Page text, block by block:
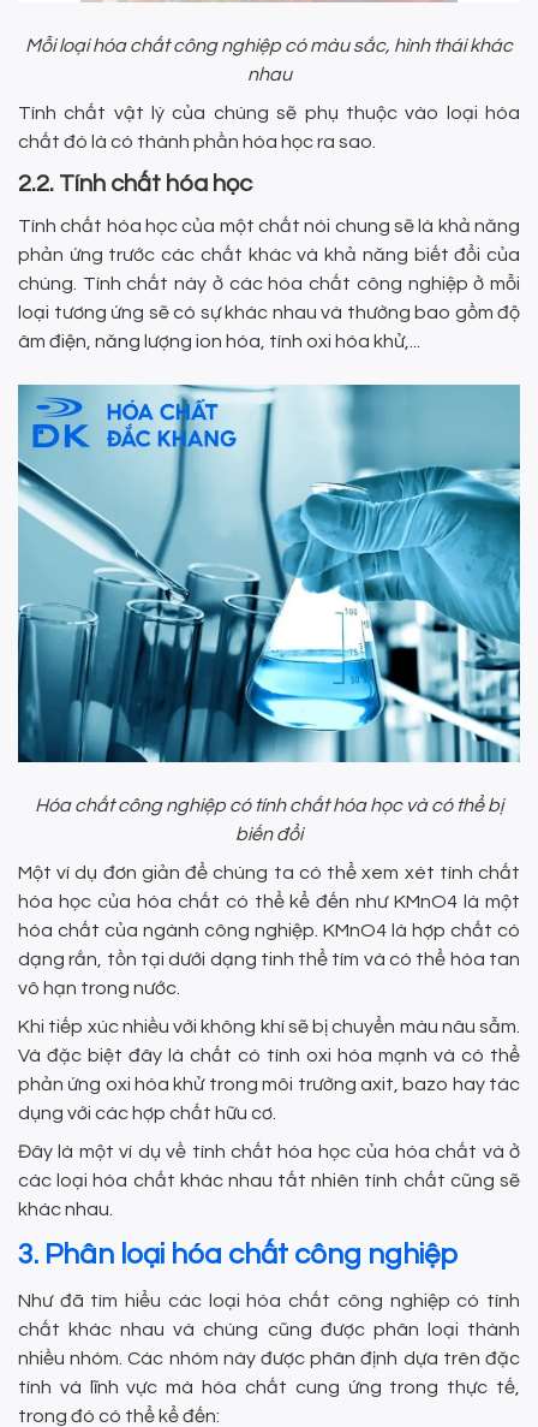
Mỗi loại hóa chất công nghiệp có màu sắc, hình thái khác
nhau
Tính chất vật lý của chúng sẽ phụ thuộc vào loại hóa
chất đó là có thành phần hóa học ra sao.
2.2. Tính chất hóa học
Tính chất hóa học của một chất nói chung sẽ là khả năng
phản ứng trước các chất khác và khả năng biết đổi của
chúng. Tính chất này ở các hóa chất công nghiệp ở mỗi
loại tương ứng sẽ có sự khác nhau và thường bao gồm độ
âm điện, năng lượng ion hóa, tính oxi hóa khử,...
Hóa chất công nghiệp có tính chất hóa học và có thể bị
biến đổi
Một ví dụ đơn giản để chúng ta có thể xem xét tính chất
hóa học của hóa chất có thể kể đến như KMnO4 là một
hóa chất của ngành công nghiệp. KMnO4 là hợp chất có
dạng rắn, tồn tại dưới dạng tinh thể tím và có thể hòa tan
vô hạn trong nước.
Khi tiếp xúc nhiều với không khí sẽ bị chuyển màu nâu sẫm.
Và đặc biệt đây là chất có tính oxi hóa mạnh và có thể
phản ứng oxi hóa khử trong môi trường axit, bazo hay tác
dụng với các hợp chất hữu cơ.
Đây là một ví dụ về tính chất hóa học của hóa chất và ở
các loại hóa chất khác nhau tất nhiên tính chất cũng sẽ
khác nhau.
3. Phân loại hóa chất công nghiệp
Như đã tìm hiểu các loại hóa chất công nghiệp có tính
chất khác nhau và chúng cũng được phân loại thành
nhiều nhóm. Các nhóm này được phân định dựa trên đặc
tính và lĩnh vực mà hóa chất cung ứng trong thực tế,
trong đó có thể kể đến: